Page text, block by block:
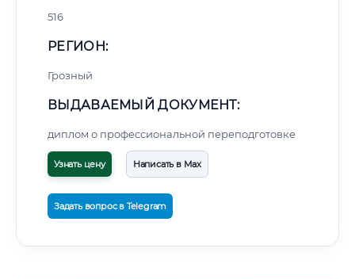
516
РЕГИОН:
Грозный
ВЫДАВАЕМЫЙ ДОКУМЕНТ:
диплом о профессиональной переподготовке
Узнать цену Написать в Max
Задать вопрос в Telegram